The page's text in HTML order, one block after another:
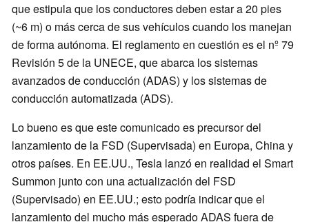
que estipula que los conductores deben estar a 20 pies
(~6 m) o más cerca de sus vehículos cuando los manejan
de forma autónoma. El reglamento en cuestión es el nº 79
Revisión 5 de la UNECE, que abarca los sistemas
avanzados de conducción (ADAS) y los sistemas de
conducción automatizada (ADS).
Lo bueno es que este comunicado es precursor del
lanzamiento de la FSD (Supervisada) en Europa, China y
otros países. En EE.UU., Tesla lanzó en realidad el Smart
Summon junto con una actualización del FSD
(Supervisado) en EE.UU.; esto podría indicar que el
lanzamiento del mucho más esperado ADAS fuera de